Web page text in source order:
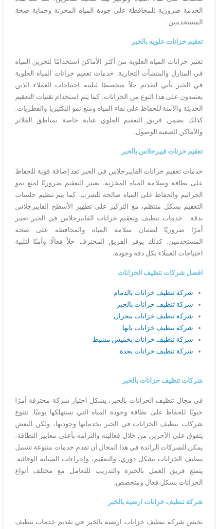
الخدمة ضرورية للمحافظة على جودة المياه المخزنة وحماية صحة
المستخدمين.
تعقيم خزانات علويه بالخبر
تعتبر خزانات المياه العلوية من أكثر الأماكن استخدامًا لتخزين المياه
في المنازل والمنشآت التجارية. خدمات تعقيم خزانات المياه العلوية
في الخبر تأتي لتقديم حلاً متخصصًا لتلبية احتياجات العملاء الذين
يعتمدون على هذا النوع من الخزانات. كما يتم استخدام تقنيات التعقيم
الحديثة والآمنة للحفاظ على نقاء المياه ومنع نمو البكتيريا والفطريات.
كذلك يضمن فريق التعقيم العلوي عناية خاصة بمناطق الفلاتر
والأماكن الصعبة الوصول.
تعقيم خزنات فيبرجلاس بالخبر
خدمات تعقيم خزانات الفايبرجلاس في الخبر تعد إضافة قوية للحفاظ
على نظافة وسلامة المياه المخزنة. يعتبر التعقيم ضروريًا لمنع نمو
الجراثيم والحفاظ على المياه صالحة للشرب. كما يتم تنظيم جلسات
التعقيم بشكل منتظم، مع التركيز على تطهير الأسطح الفايبرجلاس
بدقة. خدمات تنظيف وتعقيم خزانات الفايبرجلاس في الخبر تعتبر
أمرًا ضروريًا لضمان سلامة المياه والمحافظة على صحة
المستخدمين. كذلك يوفر الفريق المحترف حلاً فعالًا وآمنًا لتلبية
احتياجات العملاء بكل دقة وجودة.
افضل شركات تنظيف الخزانات
شركة تنظيف خزانات بالدمام
شركة تنظيف خزانات بالخبر
شركة تنظيف خزانات بنجران
شركة تنظيف خزانات بابها
شركة تنظيف خزانات بخميس مشيط
شركة تنظيف خزانات بجدة
شركات تنظيف خزانات بالخبر
في مجال تنظيف الخزانات بالخبر، يشكل اختيار شركة محترفة أمرًا
حيويًا للحفاظ على نظافة وجودة المياه التي نستهلكها يوميًا. تتنوع
شركات تنظيف الخزانات في الخبر بخدماتها وجودتها، ولكن البعض
يتفوق على الآخرين من خلال فعاليته والتزامه بأعلى معايير النظافة.
يمكن للشركات الرائدة في هذا المجال أن تقدم خدمات متنوعة تشمل
تنظيف الخزانات بشكل دوري، والتعقيم، وإجراءات الصيانة الوقائية.
يتمتع فريق العمل بالخبرة والتدريب للتعامل مع مختلف أنواع
الخزانات بشكل فعال ومتخصص.
شركة تنظيف خزانات ارضية بالخبر
تختص شركة تنظيف خزانات ارضية بالخبر في تقديم خدمات تنظيف